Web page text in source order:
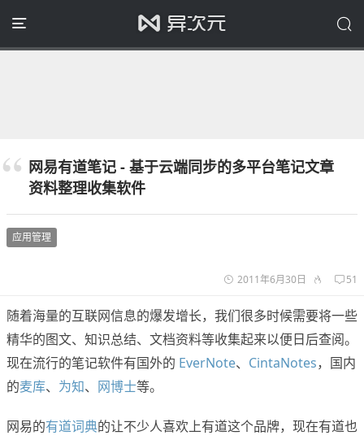
网易有道笔记 - 基于云端同步的多平台笔记文章
资料整理收集软件
应用管理
2011年6月30日 51
随着海量的互联网信息的爆发增长，我们很多时候需要将一些
精华的图文、知识总结、文档资料等收集起来以便日后查阅。
现在流行的笔记软件有国外的 EverNote、 CintaNotes，国内
的麦库、 为知、 网博士等。
网易的有道词典的让不少人喜欢上有道这个品牌，现在有道也